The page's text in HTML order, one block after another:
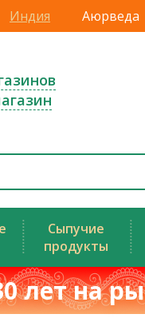
Индия Аюрведа
Сыпучие
продукты
лет на